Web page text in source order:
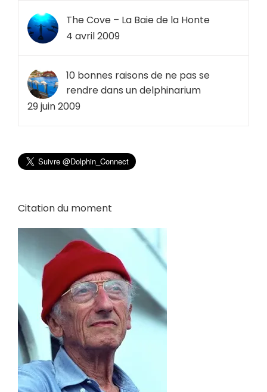
The Cove – La Baie de la Honte
4 avril 2009
10 bonnes raisons de ne pas se
rendre dans un delphinarium
29 juin 2009
Citation du moment